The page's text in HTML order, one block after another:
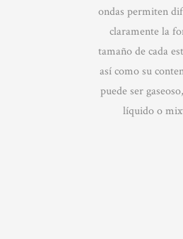
ondas permiten
claramente la
tamaño de cada
así como su
puede ser
líquido o